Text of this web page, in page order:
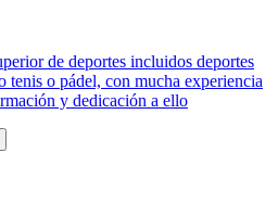
de deportes incluidos deportes
tenis o pádel, con mucha experiencia
y dedicación a ello